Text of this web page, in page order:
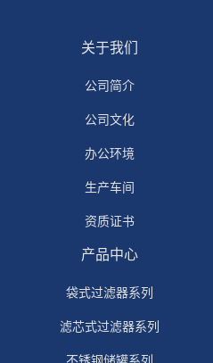
关于我们
公司简介
公司文化
办公环境
生产车间
资质证书
产品中心
袋式过滤器系列
滤芯式过滤器系列